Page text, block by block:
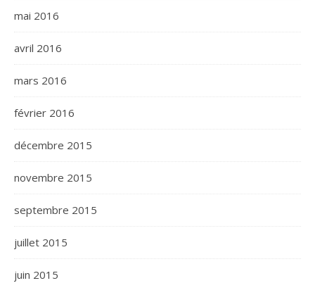
mai 2016
avril 2016
mars 2016
février 2016
décembre 2015
novembre 2015
septembre 2015
juillet 2015
juin 2015